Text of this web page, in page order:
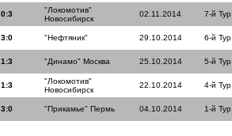
0:3
"Локомотив"
Новосибирск
02.11.2014 7-й Тур
3:0 "Нефтяник" 29.10.2014 6-й Тур
1:3 "Динамо" Москва 25.10.2014 5-й Тур
1:3
"Локомотив"
Новосибирск
22.10.2014 4-й Тур
3:0 "Прикамье" Пермь 04.10.2014 1-й Тур